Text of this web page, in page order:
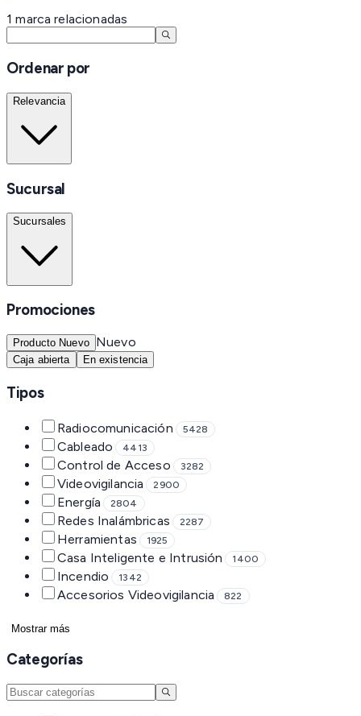
1 marca relacionadas
Ordenar por
Relevancia
Sucursal
Sucursales
Promociones
Producto Nuevo Nuevo
Caja abierta En existencia
Tipos
Radiocomunicación 5428
Cableado 4413
Control de Acceso 3282
Videovigilancia 2900
Energía 2804
Redes Inalámbricas 2287
Herramientas 1925
Casa Inteligente e Intrusión 1400
Incendio 1342
Accesorios Videovigilancia 822
Mostrar más
Categorías